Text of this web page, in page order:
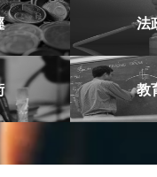
法
教